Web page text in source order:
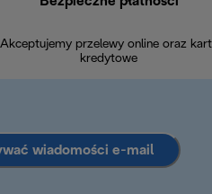
Akceptujemy przelewy online oraz
kredytowe
wiadomości e-mail